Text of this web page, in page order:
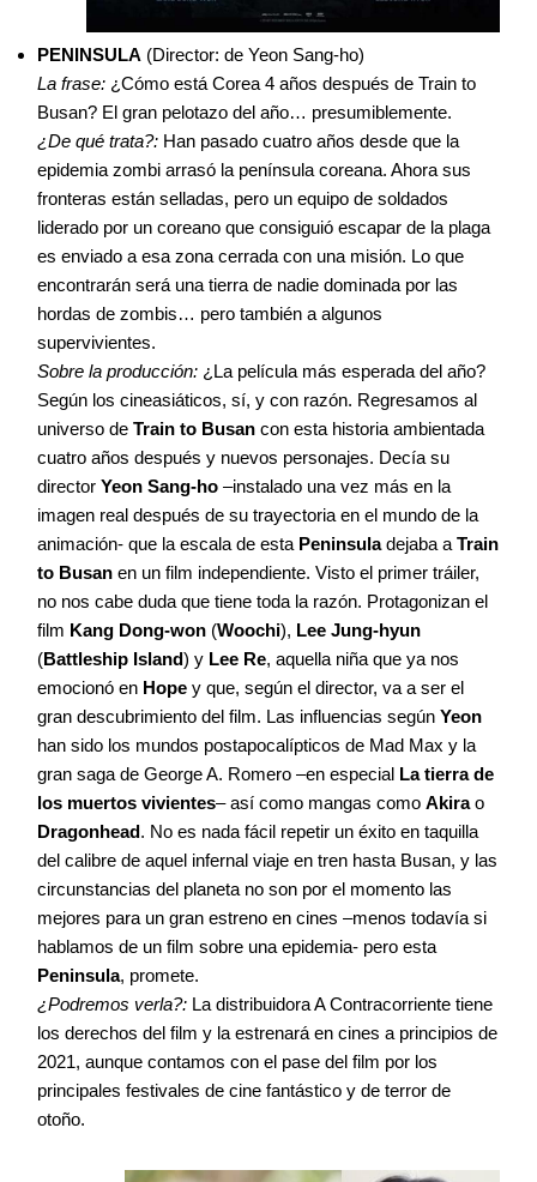
PENINSULA (Director: de Yeon Sang-ho)
La frase: ¿Cómo está Corea 4 años después de Train to
Busan? El gran pelotazo del año… presumiblemente.
¿De qué trata?: Han pasado cuatro años desde que la
epidemia zombi arrasó la península coreana. Ahora sus
fronteras están selladas, pero un equipo de soldados
liderado por un coreano que consiguió escapar de la plaga
es enviado a esa zona cerrada con una misión. Lo que
encontrarán será una tierra de nadie dominada por las
hordas de zombis… pero también a algunos
supervivientes.
Sobre la producción: ¿La película más esperada del año?
Según los cineasiáticos, sí, y con razón. Regresamos al
universo de Train to Busan con esta historia ambientada
cuatro años después y nuevos personajes. Decía su
director Yeon Sang-ho –instalado una vez más en la
imagen real después de su trayectoria en el mundo de la
animación- que la escala de esta Peninsuladejaba a Train
to Busan en un film independiente. Visto el primer tráiler,
no nos cabe duda que tiene toda la razón. Protagonizan el
film Kang Dong-won (Woochi), Lee Jung-hyun
(Battleship Island) y Lee Re, aquella niña que ya nos
emocionó en Hope y que, según el director, va a ser el
gran descubrimiento del film. Las influencias según Yeon
han sido los mundos postapocalípticos de Mad Max y la
gran saga de George A. Romero –en especial La tierra de
los muertos vivientes– así como mangas como Akirao
Dragonhead. No es nada fácil repetir un éxito en taquilla
del calibre de aquel infernal viaje en tren hasta Busan, y las
circunstancias del planeta no son por el momento las
mejores para un gran estreno en cines –menos todavía si
hablamos de un film sobre una epidemia- pero esta
Peninsula, promete.
¿Podremos verla?: La distribuidora A Contracorriente tiene
los derechos del film y la estrenará en cines a principios de
2021, aunque contamos con el pase del film por los
principales festivales de cine fantástico y de terror de
otoño.